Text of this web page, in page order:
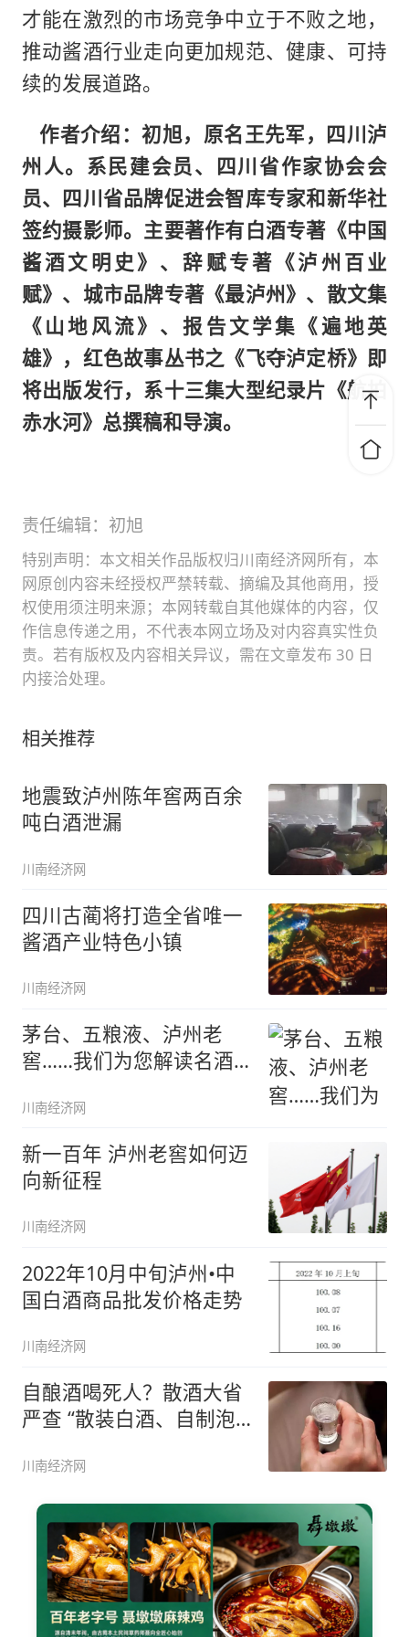
才能在激烈的市场竞争中立于不败之地，
推动酱酒行业走向更加规范、健康、可持
续的发展道路。
作者介绍：初旭，原名王先军，四川泸
州人。系民建会员、四川省作家协会会
员、四川省品牌促进会智库专家和新华社
签约摄影师。主要著作有白酒专著《中国
酱酒文明史》、辞赋专著《泸州百业
赋》、城市品牌专著《最泸州》、散文集
《山地风流》、报告文学集《遍地英
雄》，红色故事丛书之《飞夺泸定桥》即
将出版发行，系十三集大型纪录片《航拍
赤水河》总撰稿和导演。
责任编辑：初旭
特别声明：本文相关作品版权归川南经济网所有，本
网原创内容未经授权严禁转载、摘编及其他商用，授
权使用须注明来源；本网转载自其他媒体的内容，仅
作信息传递之用，不代表本网立场及对内容真实性负
责。若有版权及内容相关异议，需在文章发布 30 日
内接洽处理。
相关推荐
地震致泸州陈年窖两百余
吨白酒泄漏
川南经济网
四川古蔺将打造全省唯一
酱酒产业特色小镇
川南经济网
茅台、五粮液、泸州老
窖……我们为您解读名酒
川南经济网
新一百年 泸州老窖如何迈
向新征程
川南经济网
2022年10月中旬泸州•中
国白酒商品批发价格走势
川南经济网
自酿酒喝死人？散酒大省
严查 “散装白酒、自制泡
川南经济网